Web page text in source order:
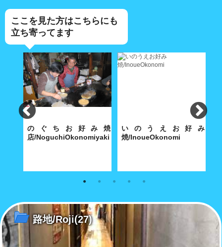
ここを見た方はこちらにも
立ち寄ってます
のぐちお好み焼
店/NoguchiOkonomiyaki
のぐちのお好み焼きは、漁師町
いのうえお好み
焼/InoueOkonomi
お好み焼きに標語を掛けると、
路地/Roji(27)